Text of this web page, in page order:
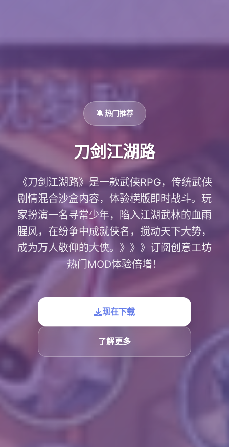
🔕 热门推荐
刀剑江湖路
《刀剑江湖路》是一款武侠RPG，传统武侠
剧情混合沙盒内容，体验横版即时战斗。玩
家扮演一名寻常少年，陷入江湖武林的血雨
腥风，在纷争中成就侠名，搅动天下大势，
成为万人敬仰的大侠。》》》订阅创意工坊
热门MOD体验倍增！
现在下载
了解更多